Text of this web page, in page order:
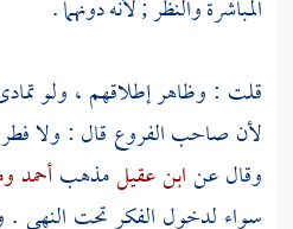
المباشرة والنظر ; لأنه دونهما .
قلت : وظاهر إطلاقهم ، ولو
لأن صاحب الفروع قال : ولا فطر
وقال عنابن عقيلمذهبأحمد
سواء لدخول الفكر تحت النهي .